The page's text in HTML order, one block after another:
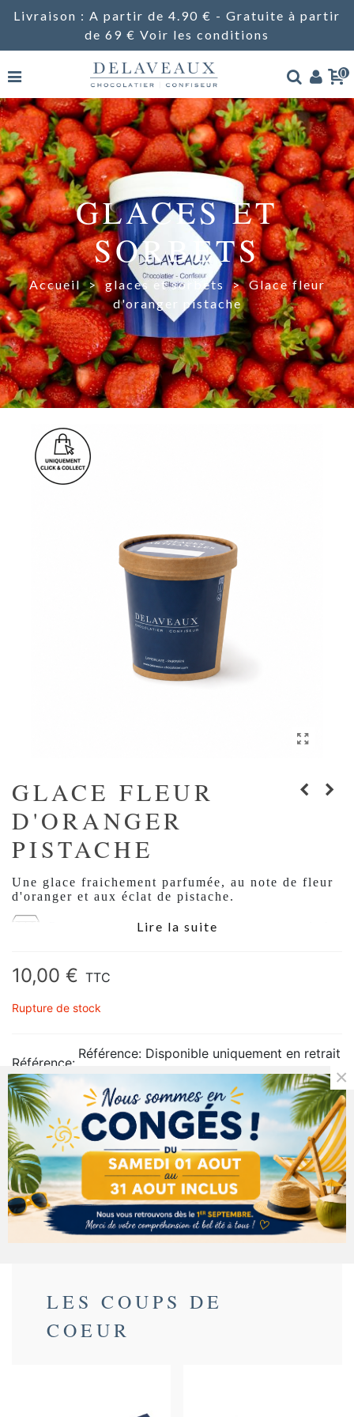
Livraison : A partir de 4.90 € - Gratuite à partir
de 69 € Voir les conditions
0
GLACES ET
SORBETS
Accueil > glaces et sorbets > Glace fleur
d'oranger pistache
GLACE FLEUR
D'ORANGER
PISTACHE
Une glace fraichement parfumée, au note de fleur
d'oranger et aux éclat de pistache.
Retrait en magasin uniquement
livraison.
Lire la suite
10,00 € TTC
Rupture de stock
Référence:
Référence: Disponible uniquement en retrait
au magasin.
Description
Détails du produit
Ingrédients
LES COUPS DE
COEUR
×